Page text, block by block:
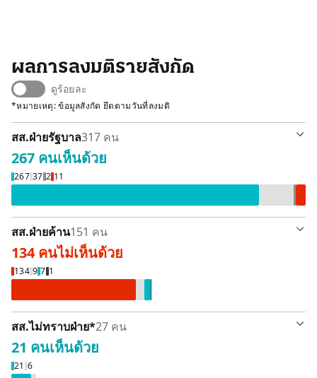
ผลการลงมติรายสังกัด
ดูร้อยละ
*หมายเหตุ: ข้อมูลสังกัด ยึดตามวันที่ลงมติ
สส.ฝ่ายรัฐบาล317 คน
267 คนเห็นด้วย
267 37 2 11
เห็นด้วย 267 คน
สส.ฝ่ายค้าน151 คน
134 คนไม่เห็นด้วย
134 9 7 1
ไม่เห็นด้วย 134 คนลา / ขาดลงมติ 9 คน
เห็นด้วย 7 คน
งดออกเสียง 1 คน
สส.ไม่ทราบฝ่าย*รายละเอียด
27 คน
21 คนเห็นด้วย
21 6
ด้วย 21 คน
/ ขาดลงมติ 6 คน